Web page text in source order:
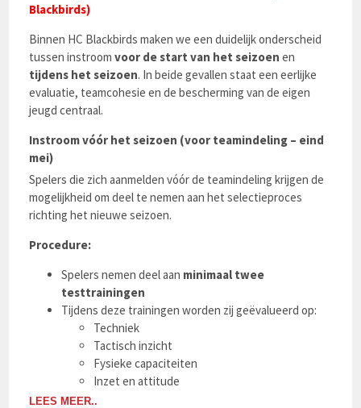
Blackbirds)
Binnen HC Blackbirds maken we een duidelijk onderscheid
tussen instroomvoor de start van het seizoen en
tijdens het seizoen. In beide gevallen staat een eerlijke
evaluatie, teamcohesie en de bescherming van de eigen
jeugd centraal.
Instroom vóór het seizoen (voor teamindeling – eind
mei)
Spelers die zich aanmelden vóór de teamindeling krijgen de
mogelijkheid om deel te nemen aan het selectieproces
richting het nieuwe seizoen.
Procedure:
Spelers nemen deel aan minimaal twee
testtrainingen
Tijdens deze trainingen worden zij geëvalueerd op:
Techniek
Tactisch inzicht
Fysieke capaciteiten
Inzet en attitude
LEES MEER..